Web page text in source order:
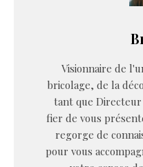
Visionnaire de
bricolage, de la
tant que Directeur
fier de vous
regorge de
pour vous